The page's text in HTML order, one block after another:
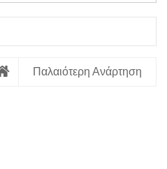
Παλαιότερη Ανάρτηση